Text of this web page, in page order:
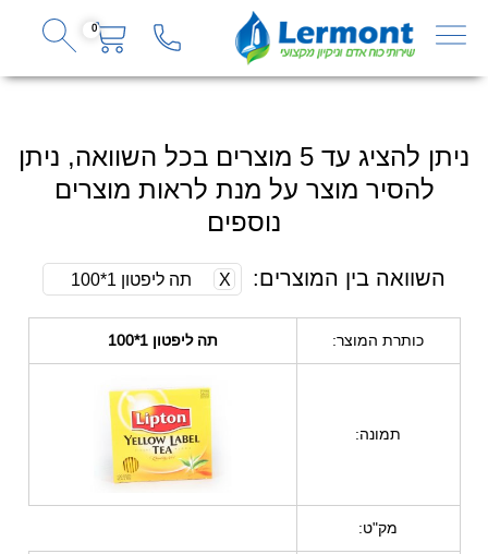
0
ניתן להציג עד 5 מוצרים בכל השוואה, ניתן
להסיר מוצר על מנת לראות מוצרים
נוספים
השוואה בין המוצרים: X תה ליפטון 1*100
כותרת המוצר: תה ליפטון 1*100
תמונה:
מק"ט: